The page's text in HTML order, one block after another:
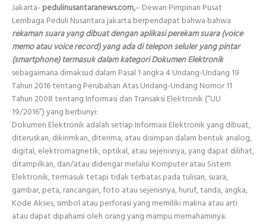
Jakarta- pedulinusantaranews.com,– Dewan Pimpinan Pusat
Lembaga Peduli Nusantara jakarta berpendapat bahwa bahwa
rekaman suara yang dibuat dengan aplikasi perekam suara (voice
memo atau voice record) yang ada di telepon seluler yang pintar
(smartphone) termasuk dalam kategori Dokumen Elektronik
sebagaimana dimaksud dalam Pasal 1 angka 4 Undang-Undang 19
Tahun 2016 tentang Perubahan Atas Undang-Undang Nomor 11
Tahun 2008 tentang Informasi dan Transaksi Elektronik (“UU
19/2016”) yang berbunyi:
Dokumen Elektronik adalah setiap Informasi Elektronik yang dibuat,
diteruskan, dikirimkan, diterima, atau disimpan dalam bentuk analog,
digital, elektromagnetik, optikal, atau sejenisnya, yang dapat dilihat,
ditampilkan, dan/atau didengar melalui Komputer atau Sistem
Elektronik, termasuk tetapi tidak terbatas pada tulisan, suara,
gambar, peta, rancangan, foto atau sejenisnya, huruf, tanda, angka,
Kode Akses, simbol atau perforasi yang memiliki makna atau arti
atau dapat dipahami oleh orang yang mampu memahaminya.